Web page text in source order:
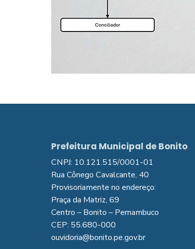
Prefeitura Municipal de Bonito
CNPJ: 10.121.515/0001-01
Rua Cônego Cavalcante, 40
Provisoriamente no endereço:
Praça da Matriz, 69
Centro – Bonito – Pernambuco
CEP: 55.680-000
ouvidoria@bonito.pe.gov.br